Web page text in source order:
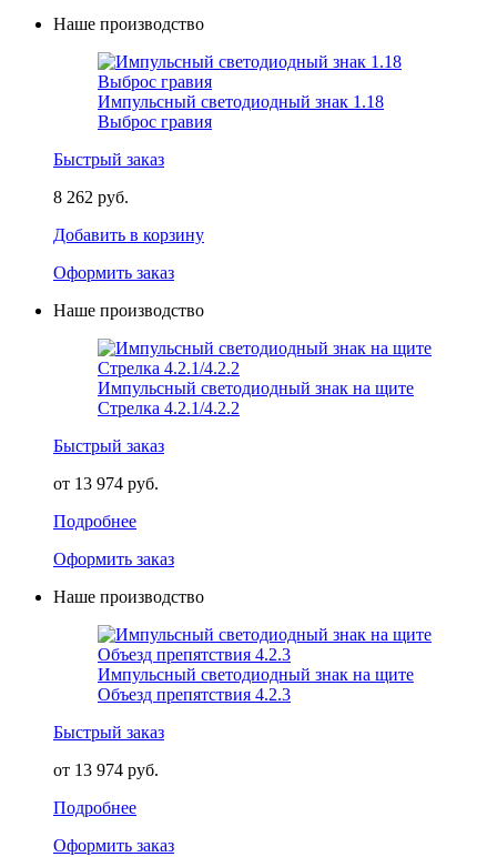
Наше производство
Импульсный светодиодный знак 1.18
Выброс гравия
Быстрый заказ
8 262 руб.
Добавить в корзину
Оформить заказ
Наше производство
Импульсный светодиодный знак на щите
Стрелка 4.2.1/4.2.2
Быстрый заказ
от 13 974 руб.
Подробнее
Оформить заказ
Наше производство
Импульсный светодиодный знак на щите
Объезд препятствия 4.2.3
Быстрый заказ
от 13 974 руб.
Подробнее
Оформить заказ